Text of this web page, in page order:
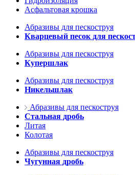
Асфальтовая крошка
Абразивы для пескоструя
Кварцевый песок для
Абразивы для пескоструя
Купершлак
Абразивы для пескоструя
Никельшлак
Абразивы для пескоструя
Стальная дробь
Литая
Колотая
Абразивы для пескоструя
Чугунная дробь